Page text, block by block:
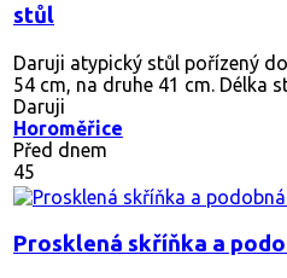
stůl
Daruji atypický stůl pořízený
54 cm, na druhe 41 cm. Délka
Daruji
Horoměřice
Před dnem
45
Prosklená skříňka a